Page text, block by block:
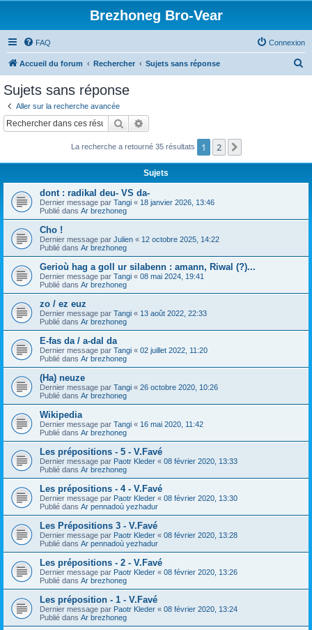
Brezhoneg Bro-Vear
FAQ Connexion
Accueil du forum Rechercher Sujets sans réponse
c
Sujets sans réponse
Aller sur la recherche avancée
Rechercher
La recherche a retourné 35 résultats 1 2
Sujets
dont : radikal deu- VS da-
Dernier message par Tangi « 18 janvier 2026, 13:46
Publié dans Ar brezhoneg
Cho !
Dernier message par Julien « 12 octobre 2025, 14:22
Publié dans Ar brezhoneg
Gerioù hag a goll ur silabenn : amann, Riwal (?)...
Dernier message par Tangi « 08 mai 2024, 19:41
Publié dans Ar brezhoneg
zo / ez euz
Dernier message par Tangi « 13 août 2022, 22:33
Publié dans Ar brezhoneg
E-fas da / a-dal da
Dernier message par Tangi « 02 juillet 2022, 11:20
Publié dans Ar brezhoneg
(Ha) neuze
Dernier message par Tangi « 26 octobre 2020, 10:26
Publié dans Ar brezhoneg
Wikipedia
Dernier message par Tangi « 16 mai 2020, 11:42
Publié dans Ar brezhoneg
Les prépositions - 5 - V.Favé
Dernier message par Paotr Kleder « 08 février 2020, 13:33
Publié dans Ar brezhoneg
Les prépositions - 4 - V.Favé
Dernier message par Paotr Kleder « 08 février 2020, 13:30
Publié dans Ar pennadoù yezhadur
Les Prépositions 3 - V.Favé
Dernier message par Paotr Kleder « 08 février 2020, 13:28
Publié dans Ar pennadoù yezhadur
Les prépositions - 2 - V.Favé
Dernier message par Paotr Kleder « 08 février 2020, 13:26
Publié dans Ar brezhoneg
Les préposition - 1 - V.Favé
Dernier message par Paotr Kleder « 08 février 2020, 13:24
Publié dans Ar brezhoneg